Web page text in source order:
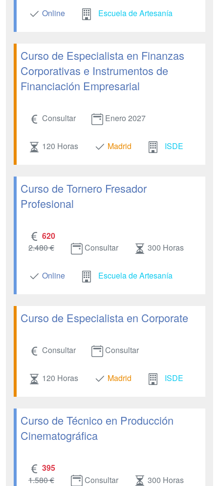
Online Escuela de Artesanía
Curso de Especialista en Finanzas
Corporativas e Instrumentos de
Financiación Empresarial
Consultar Enero 2027
120 Horas Madrid ISDE
Curso de Tornero Fresador
Profesional
620
2.480 €
Consultar 300 Horas
Online Escuela de Artesanía
Curso de Especialista en Corporate
Consultar Consultar
120 Horas Madrid ISDE
Curso de Técnico en Producción
Cinematográfica
395
1.580 €
Consultar 300 Horas